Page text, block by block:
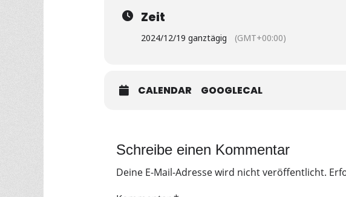
Zeit
2024/12/19 ganztägig (GMT+00:00)
CALENDAR GOOGLECAL
Schreibe einen Kommentar
Deine E-Mail-Adresse wird nicht veröffentlicht.